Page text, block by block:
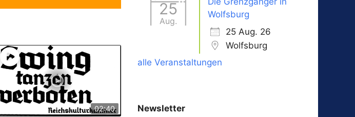
02:40
25
Aug.
Wolfsburg
25 Aug. 26
Wolfsburg
alle Veranstaltungen
Newsletter